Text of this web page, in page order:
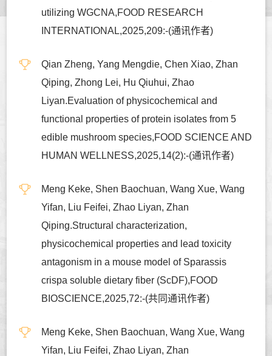
utilizing WGCNA,FOOD RESEARCH
INTERNATIONAL,2025,209:-(通讯作者)
Qian Zheng, Yang Mengdie, Chen Xiao, Zhan
Qiping, Zhong Lei, Hu Qiuhui, Zhao
Liyan.Evaluation of physicochemical and
functional properties of protein isolates from 5
edible mushroom species,FOOD SCIENCE AND
HUMAN WELLNESS,2025,14(2):-(通讯作者)
Meng Keke, Shen Baochuan, Wang Xue, Wang
Yifan, Liu Feifei, Zhao Liyan, Zhan
Qiping.Structural characterization,
physicochemical properties and lead toxicity
antagonism in a mouse model of Sparassis
crispa soluble dietary fiber (ScDF),FOOD
BIOSCIENCE,2025,72:-(共同通讯作者)
Meng Keke, Shen Baochuan, Wang Xue, Wang
Yifan, Liu Feifei, Zhao Liyan, Zhan